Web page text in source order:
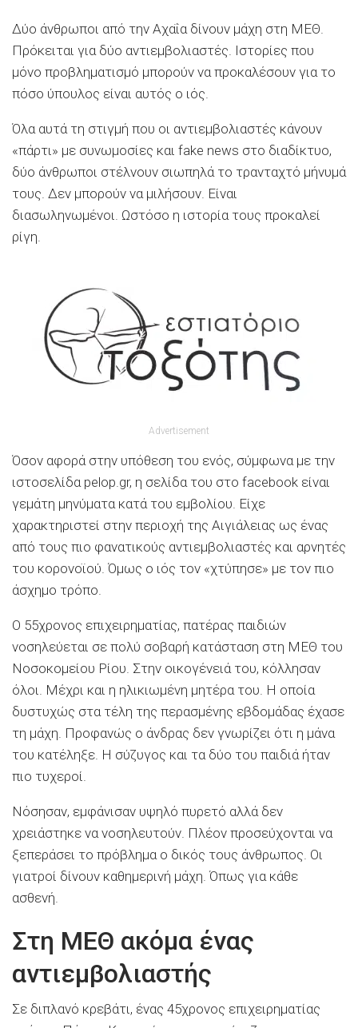
Δύο άνθρωποι από την Αχαΐα δίνουν μάχη στη ΜΕΘ.
Πρόκειται για δύο αντιεμβολιαστές. Ιστορίες που
μόνο προβληματισμό μπορούν να προκαλέσουν για το
πόσο ύπουλος είναι αυτός ο ιός.
Όλα αυτά τη στιγμή που οι αντιεμβολιαστές κάνουν
«πάρτι» με συνωμοσίες και fake news στο διαδίκτυο,
δύο άνθρωποι στέλνουν σιωπηλά το τρανταχτό μήνυμά
τους. Δεν μπορούν να μιλήσουν. Είναι
διασωληνωμένοι. Ωστόσο η ιστορία τους προκαλεί
ρίγη.
Advertisement
Όσον αφορά στην υπόθεση του ενός, σύμφωνα με την
ιστοσελίδα pelop.gr, η σελίδα του στο facebook είναι
γεμάτη μηνύματα κατά του εμβολίου. Είχε
χαρακτηριστεί στην περιοχή της Αιγιάλειας ως ένας
από τους πιο φανατικούς αντιεμβολιαστές και αρνητές
του κορονοϊού. Όμως ο ιός τον «χτύπησε» με τον πιο
άσχημο τρόπο.
Ο 55χρονος επιχειρηματίας, πατέρας παιδιών
νοσηλεύεται σε πολύ σοβαρή κατάσταση στη ΜΕΘ του
Νοσοκομείου Ρίου. Στην οικογένειά του, κόλλησαν
όλοι. Μέχρι και η ηλικιωμένη μητέρα του. Η οποία
δυστυχώς στα τέλη της περασμένης εβδομάδας έχασε
τη μάχη. Προφανώς ο άνδρας δεν γνωρίζει ότι η μάνα
του κατέληξε. Η σύζυγος και τα δύο του παιδιά ήταν
πιο τυχεροί.
Νόσησαν, εμφάνισαν υψηλό πυρετό αλλά δεν
χρειάστηκε να νοσηλευτούν. Πλέον προσεύχονται να
ξεπεράσει το πρόβλημα ο δικός τους άνθρωπος. Οι
γιατροί δίνουν καθημερινή μάχη. Όπως για κάθε
ασθενή.
Στη ΜΕΘ ακόμα ένας
αντιεμβολιαστής
Σε διπλανό κρεβάτι, ένας 45χρονος επιχειρηματίας